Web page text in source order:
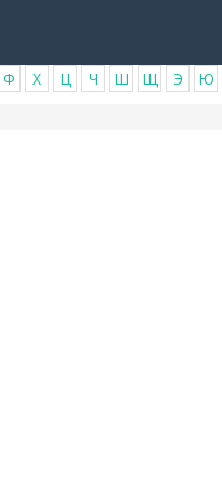
Ф Х Ц Ч Ш Щ Э Ю